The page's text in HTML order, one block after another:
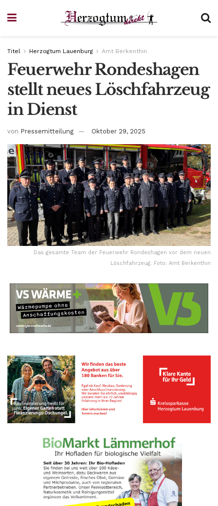
Titel Herzogtum Lauenburg Amt Berkenthin
Feuerwehr Rondeshagen
stellt neues Löschfahrzeug
in Dienst
von Pressemitteilung Oktober 29, 2025
Das gesamte Team der Feuerwehr Rondeshagen vor dem neuen
Löschfahrzeug. Foto: Amt Berkenthin